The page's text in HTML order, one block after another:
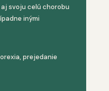
svoju celú chorobu
inými